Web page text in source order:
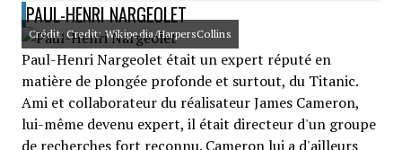
PAUL-HENRI NARGEOLET
Crédit: Credit: Wikipedia/HarpersCollins
Paul-Henri Nargeolet était un expert réputé en
matière de plongée profonde et surtout, du Titanic.
Ami et collaborateur du réalisateur James Cameron,
lui-même devenu expert, il était directeur d'un groupe
de recherches fort reconnu. Cameron lui a d'ailleurs